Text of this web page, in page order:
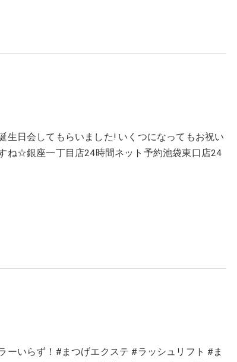
生日会してもらいました! いくつになってもお祝い
ね☆銀座一丁目店24時間ネット予約池袋東口店24
ーいらず！#まつげエクステ #ラッシュリフト #ま